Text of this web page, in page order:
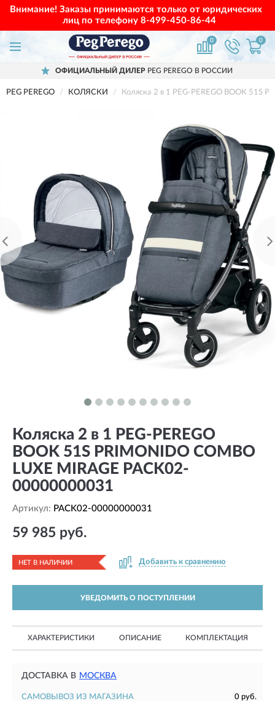
Внимание! Заказы принимаются только от юридических
лиц по телефону 8-499-450-86-44
0 0
ОФИЦИАЛЬНЫЙ ДИЛЕР PEG PEREGO В РОССИИ
PEG PEREGO КОЛЯСКИ Коляска 2 в 1 PEG-PEREGO BOOK 51S
Коляска 2 в 1 PEG-PEREGO
BOOK 51S PRIMONIDO COMBO
LUXE MIRAGE PACK02-
00000000031
Артикул: PACK02-00000000031
59 985 руб.
НЕТ В НАЛИЧИИ Добавить к сравнению
УВЕДОМИТЬ О ПОСТУПЛЕНИИ
ХАРАКТЕРИСТИКИ ОПИСАНИЕ КОМПЛЕКТАЦИЯ
ДОСТАВКА В МОСКВА
САМОВЫВОЗ ИЗ МАГАЗИНА
0 руб.